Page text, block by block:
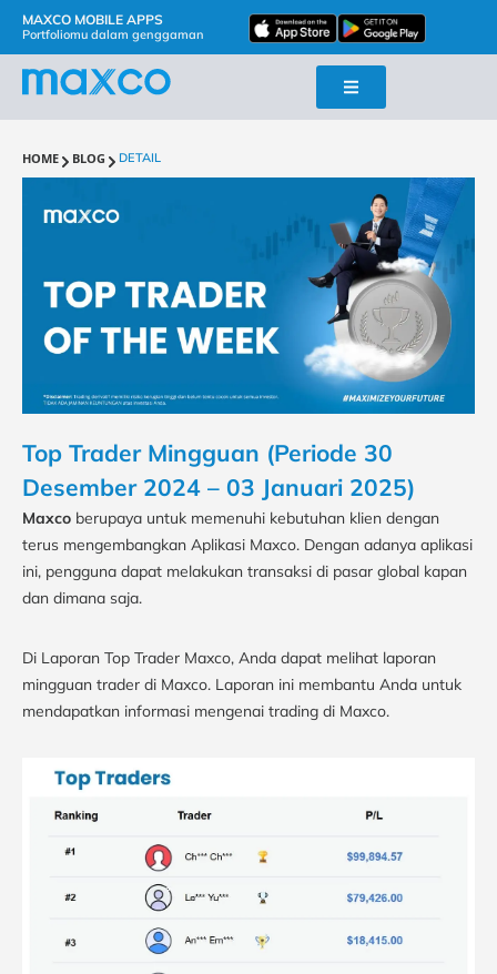
MAXCO MOBILE APPS
Portfoliomu dalam genggaman
HOME BLOG DETAIL
Top Trader Mingguan (Periode 30
Desember 2024 – 03 Januari 2025)
Maxco berupaya untuk memenuhi kebutuhan klien dengan
terus mengembangkan Aplikasi Maxco. Dengan adanya aplikasi
ini, pengguna dapat melakukan transaksi di pasar global kapan
dan dimana saja.
Di Laporan Top Trader Maxco, Anda dapat melihat laporan
mingguan trader di Maxco. Laporan ini membantu Anda untuk
mendapatkan informasi mengenai trading di Maxco.